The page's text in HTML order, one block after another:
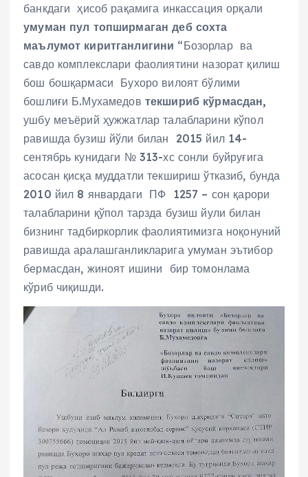
банкдаги ҳисоб рақамига инкассация орқали
умуман пул топширмаган деб сохта
маълумот киритганлигини “Бозорлар ва
савдо комплекслари фаолиятини назорат қилиш
бош бошқармаси Бухоро вилоят бўлими
бошлиғи Б.Мухамедов текшириб кўрмасдан,
ушбу меъёрий ҳужжатлар талабларини кўпол
равишда бузиш йўли билан 2015 йил 14-
сентябрь кунидаги № 313-хс сонли буйруғига
асосан қисқа муддатли текшириш ўтказиб, бунда
2010 йил 8 январдаги ПФ 1257 – сон қарори
талабларини қўпол тарзда бузиш йули билан
бизнинг тадбиркорлик фаолиятимизга ноқонуний
равишда аралашганликларига умуман эътибор
бермасдан, жиноят ишини бир томонлама
кўриб чиқишди.